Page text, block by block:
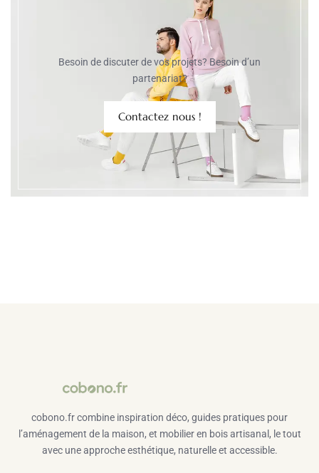
Besoin de discuter de vos projets? Besoin d’un
partenariat?
Contactez nous !
cobono.fr combine inspiration déco, guides pratiques pour
l’aménagement de la maison, et mobilier en bois artisanal, le tout
avec une approche esthétique, naturelle et accessible.